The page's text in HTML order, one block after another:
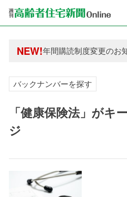
NEW!
年間購読制度変更のお知
高齢者住宅新聞 無料
高齢者住宅新聞 無料
バックナンバーを探す
「健康保険法」がキ
ジ